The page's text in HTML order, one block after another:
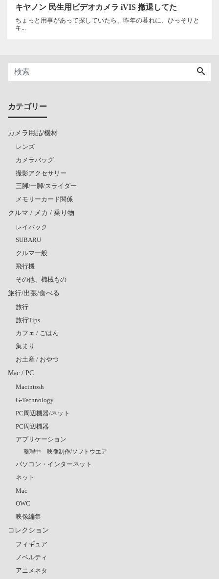
キヤノン 民生用ビデオカメラ iVIS 撤退してた
ちょっと用事があって探していたら、昨年の暮れに、ひっそりと
キ...
カテゴリー
カメラ用品/機材
レンズ
カメラバッグ
撮影アクセサリー
三脚/一脚/スライダー
メモリーカード関係
クルマ / メカ / 乗り物
レイバック
SUBARU
クルマ一般
飛行機
その他、機械もの
旅行/出張/食べる
旅行
旅行Tips
カフェ / ごはん
集まり
お土産 / おやつ
Mac / PC
Macintosh
G-Technology
PC周辺機器/ネット
PC周辺機器
アプリケーション
整理中 映像制作/ソフトウエア
パソコン・インターネット
ネット
Mac
OWC
映像編集
コレクション
フィギュア
ノベルティ
アニメネタ